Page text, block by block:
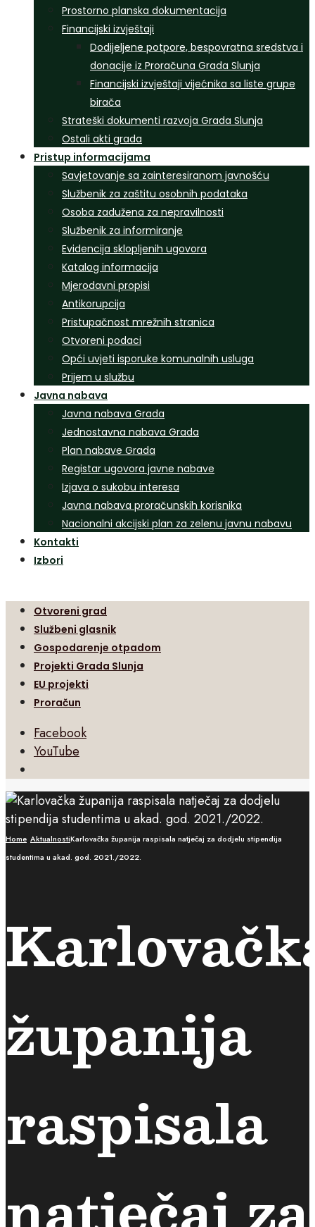
Prostorno planska dokumentacija
Financijski izvještaji
Dodijeljene potpore, bespovratna sredstva i
donacije iz Proračuna Grada Slunja
Financijski izvještaji vijećnika sa liste grupe
birača
Strateški dokumenti razvoja Grada Slunja
Ostali akti grada
Pristup informacijama
Savjetovanje sa zainteresiranom javnošću
Službenik za zaštitu osobnih podataka
Osoba zadužena za nepravilnosti
Službenik za informiranje
Evidencija sklopljenih ugovora
Katalog informacija
Mjerodavni propisi
Antikorupcija
Pristupačnost mrežnih stranica
Otvoreni podaci
Opći uvjeti isporuke komunalnih usluga
Prijem u službu
Javna nabava
Javna nabava Grada
Jednostavna nabava Grada
Plan nabave Grada
Registar ugovora javne nabave
Izjava o sukobu interesa
Javna nabava proračunskih korisnika
Nacionalni akcijski plan za zelenu javnu nabavu
Kontakti
Izbori
Otvoreni grad
Službeni glasnik
Gospodarenje otpadom
Projekti Grada Slunja
EU projekti
Proračun
Facebook
YouTube
Search
Window
Home AktualnostiKarlovačka županija raspisala natječaj za dodjelu stipendija
studentima u akad. god. 2021./2022.
županija
raspisala